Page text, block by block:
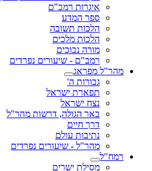
איגרות רמב"ם
ספר המדע
הלכות תשובה
הלכות מלכים
מורה נבוכים
רמב"ם - שיעורים נפרדים
מהר"ל מפראג
גבורות ה'
תפארת ישראל
נצח ישראל
באר הגולה, דרשות מהר"ל
דרך חיים
נתיבות עולם
מהר"ל - שיעורים נפרדים
רמח"ל
מסילת ישרים